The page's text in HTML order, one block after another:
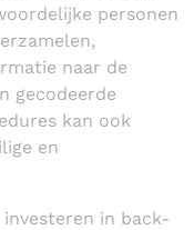
personen
naar de
gecodeerde
kan ook
en
in back-